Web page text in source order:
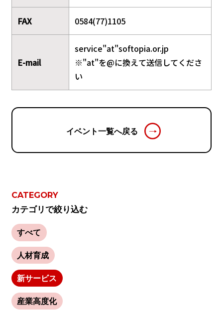
CATEGORY
カテゴリで絞り込む
すべて
人材育成
新サービス
産業高度化
FAX 0584(77)1105
E-mail
service"at"softopia.or.jp
※"at"を@に換えて送信してくださ
い
イベント一覧へ戻る